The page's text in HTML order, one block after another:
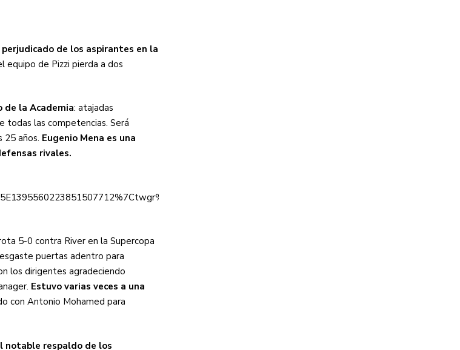
de los aspirantes en la
equipo de Pizzi pierda a dos
de la Academia: atajadas
todas las competencias. Será
25 años. Eugenio Mena es una
rivales.
5-0 contra River en la Supercopa
puertas adentro para
los dirigentes agradeciendo
Estuvo varias veces a una
con Antonio Mohamed para
notable respaldo de los